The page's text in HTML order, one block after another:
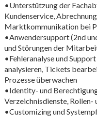
•Unterstützung der
Kundenservice,
Marktkommunikation bei
•Anwendersupport (2nd
und Störungen der
•Fehleranalyse und
analysieren, Tickets
Prozesse überwachen
•Identity- und
Verzeichnisdienste, Rollen-
•Customizing und